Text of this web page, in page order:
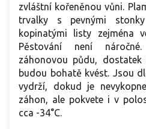
zvláštní kořeněnou vůni.
trvalky s pevnými
kopinatými listy zejména
Pěstování není
záhonovou půdu,
budou bohatě kvést. Jsou
vydrží, dokud je
záhon, ale pokvete i v
cca -34°C.